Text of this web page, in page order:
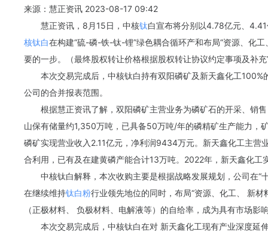
来源：慧正资讯 2023-08-17 09:42
慧正资讯，8月15日， 中核钛白宣布将分别以4.78亿元、
核钛白在构建“硫-磷-铁-钛-锂”绿色耦合循环产和布局“资源、化
要的一步。（最终股权转让价格根据股权转让协议约定事项及补
本次交易完成后，中核钛白持有双阳磷矿及新天鑫化工
公司的合并报表范围。
根据慧正资讯了解，双阳磷矿主营业务为磷矿石的开采、销
山保有储量约1,350万吨，已具备50万吨/年的磷精矿生产能力
磷矿实现营业收入2.11亿元，净利润9434万元。新天鑫化工主营
合利用，已有及在建黄磷产能合计13万吨。2022年，新天鑫化
中核钛白解释，本次收购主要是根据战略发展规划，公司在
在继续维持钛白粉行业领先地位的同时，布局“资源、化工、 新
（正极材料、 负极材料、电解液等）的自给率，成为具有市场影
本次交易完成后，中核钛白在对 新天鑫化工现有产业深度延